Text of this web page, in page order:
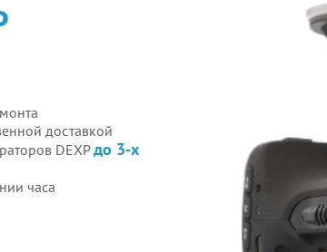
доставкой
DEXPдо 3-х
часа